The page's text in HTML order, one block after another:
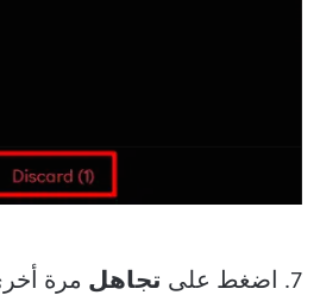
7. اضغط على تجاهل مرة